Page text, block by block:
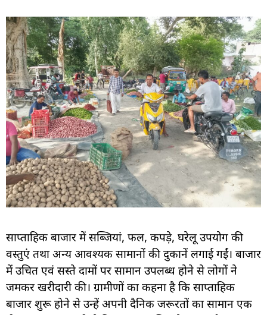
साप्ताहिक बाजार में सब्जियां, फल, कपड़े, घरेलू उपयोग की
वस्तुएं तथा अन्य आवश्यक सामानों की दुकानें लगाई गईं। बाजार
में उचित एवं सस्ते दामों पर सामान उपलब्ध होने से लोगों ने
जमकर खरीदारी की। ग्रामीणों का कहना है कि साप्ताहिक
बाजार शुरू होने से उन्हें अपनी दैनिक जरूरतों का सामान एक